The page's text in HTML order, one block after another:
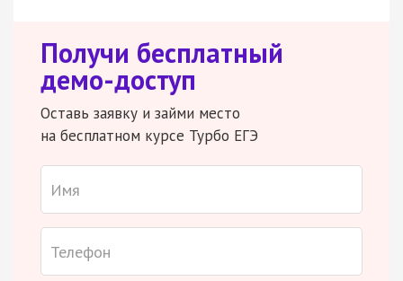
Получи бесплатный
демо-доступ
Оставь заявку и займи место
на бесплатном курсе Турбо ЕГЭ